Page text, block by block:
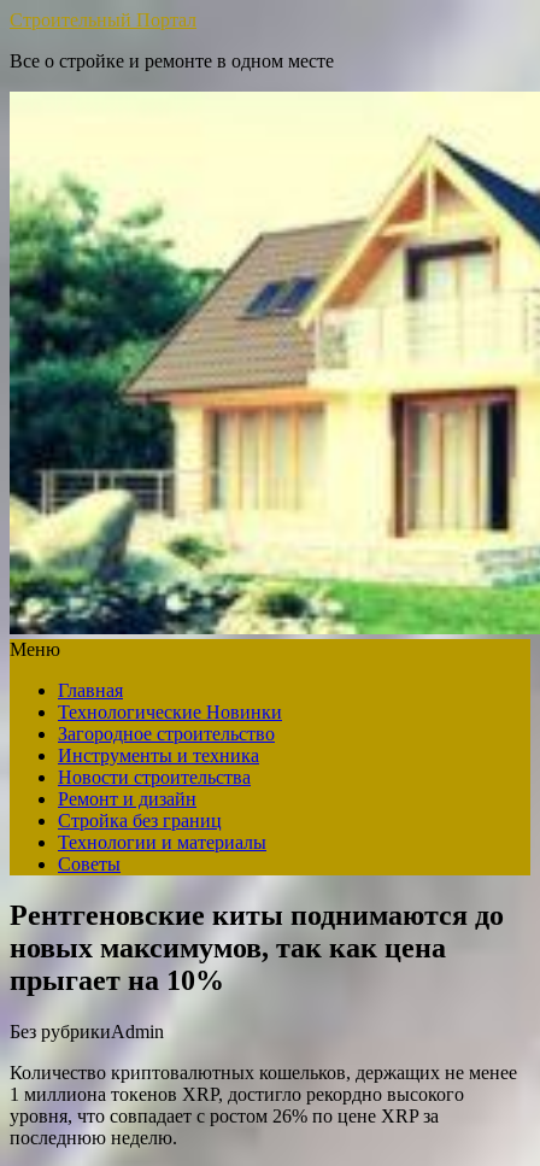
Строительный Портал
Все о стройке и ремонте в одном месте
Меню
Главная
Технологические Новинки
Загородное строительство
Инструменты и техника
Новости строительства
Ремонт и дизайн
Стройка без границ
Технологии и материалы
Советы
Рентгеновские киты поднимаются до
новых максимумов, так как цена
прыгает на 10%
Без рубрикиAdmin
Количество криптовалютных кошельков, держащих не менее
1 миллиона токенов XRP, достигло рекордно высокого
уровня, что совпадает с ростом 26% по цене XRP за
последнюю неделю.